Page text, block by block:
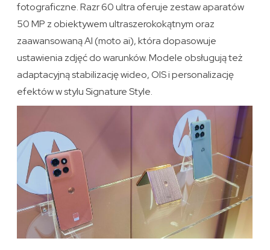
fotograficzne. Razr 60 ultra oferuje zestaw aparatów
50 MP z obiektywem ultraszerokokątnym oraz
zaawansowaną AI (moto ai), która dopasowuje
ustawienia zdjęć do warunków. Modele obsługują też
adaptacyjną stabilizację wideo, OIS i personalizację
efektów w stylu Signature Style.